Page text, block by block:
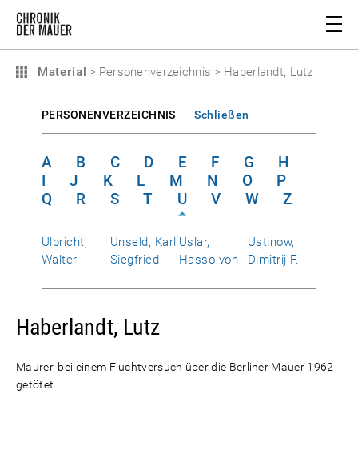
Material > Personenverzeichnis > Haberlandt, Lutz
PERSONENVERZEICHNIS Schließen
A B C D E F G
H
I
J K L M N O
P
Q
R S T U V W Z
Ulbricht,
Walter
Unseld, Karl
Siegfried
Uslar,
Hasso von
Ustinow,
Dimitrij F.
Haberlandt, Lutz
Maurer, bei einem Fluchtversuch über die Berliner Mauer 1962
getötet